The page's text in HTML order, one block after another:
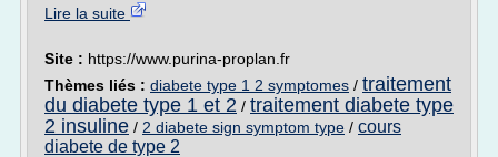
Lire la suite
Site : https://www.purina-proplan.fr
Thèmes liés : diabete type 1 2 symptomes / traitement
du diabete type 1 et 2 / traitement diabete type
2 insuline / 2 diabete sign symptom type / cours
diabete de type 2